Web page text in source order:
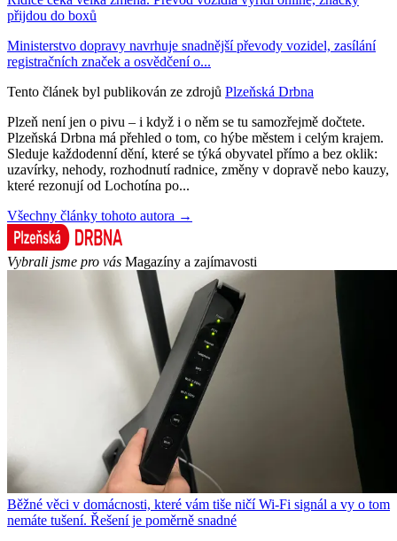
přijdou do boxů
Ministerstvo dopravy navrhuje snadnější převody vozidel, zasílání
registračních značek a osvědčení o...
Tento článek byl publikován ze zdrojů Plzeňská Drbna
Plzeň není jen o pivu – i když i o něm se tu samozřejmě dočtete.
Plzeňská Drbna má přehled o tom, co hýbe městem i celým krajem.
Sleduje každodenní dění, které se týká obyvatel přímo a bez oklik:
uzavírky, nehody, rozhodnutí radnice, změny v dopravě nebo kauzy,
které rezonují od Lochotína po...
Všechny články tohoto autora →
Vybrali jsme pro vás Magazíny a zajímavosti
Běžné věci v domácnosti, které vám tiše ničí Wi-Fi signál a vy o tom
nemáte tušení. Řešení je poměrně snadné